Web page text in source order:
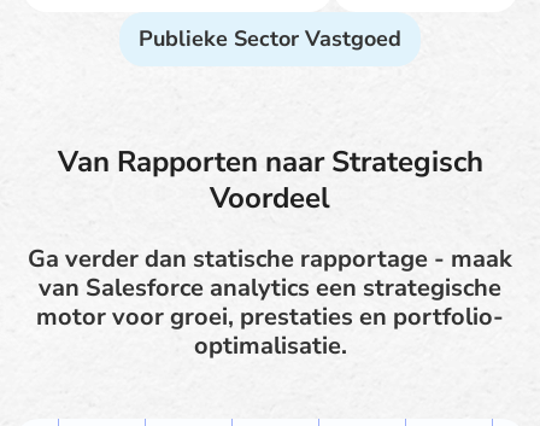
Publieke Sector Vastgoed
Van Rapporten naar Strategisch
Voordeel
Ga verder dan statische rapportage - maak
van Salesforce analytics een strategische
motor voor groei, prestaties en portfolio-
optimalisatie.